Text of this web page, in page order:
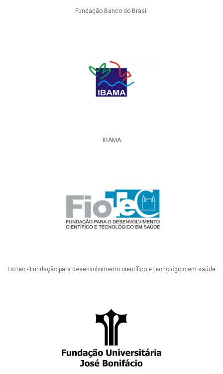
Fundação Banco do Brasil
IBAMA
FioTec - Fundação para desenvolvimento científico e tecnológico em saúde